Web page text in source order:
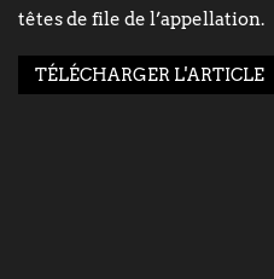
têtes de file de l’appellation.
TÉLÉCHARGER L'ARTICLE